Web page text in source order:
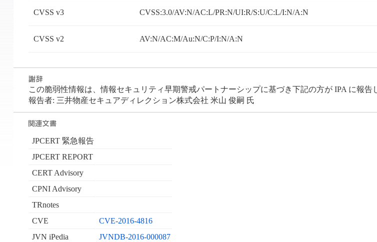
CVSS v3 CVSS:3.0/AV:N/AC:L/PR:N/UI:R/S:U/C:L/I:N/A:N
CVSS v2 AV:N/AC:M/Au:N/C:P/I:N/A:N
この脆弱性情報は、情報セキュリティ早期警戒パートナーシップに基づき下記の方が IPA に報告
報告者: 三井物産セキュアディレクション株式会社 米山 俊嗣 氏
JPCERT 緊急報告
JPCERT REPORT
CERT Advisory
CPNI Advisory
TRnotes
CVE
CVE-2016-4816
JVN iPedia
JVNDB-2016-000087